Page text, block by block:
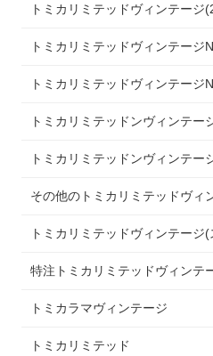
トミカリミテッドヴィンテージ
トミカリミテッドヴィンテージ
トミカリミテッドヴィンテージ
トミカリミテッドンヴィンテー
トミカリミテッドンヴィンテー
その他のトミカリミテッドヴィ
トミカリミテッドヴィンテージ
特注トミカリミテッドヴィンテ
トミカラマヴィンテージ
トミカリミテッド